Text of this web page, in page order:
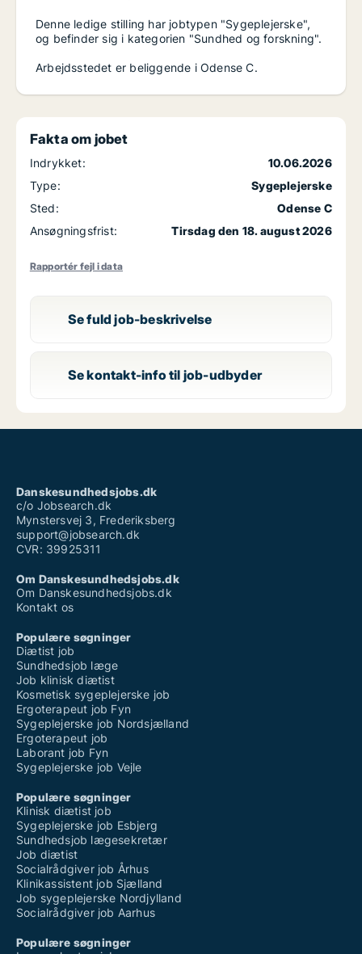
Denne ledige stilling har jobtypen "Sygeplejerske",
og befinder sig i kategorien "Sundhed og forskning".
Arbejdsstedet er beliggende i Odense C.
Fakta om jobet
Indrykket:
10.06.2026
Type:
Sygeplejerske
Sted:
Odense C
Ansøgningsfrist:
Tirsdag den 18. august 2026
Rapportér fejl i data
Se fuld job-beskrivelse
Se kontakt-info til job-udbyder
Danskesundhedsjobs.dk
c/o Jobsearch.dk
Mynstersvej 3, Frederiksberg
support@jobsearch.dk
CVR: 39925311
Om Danskesundhedsjobs.dk
Om Danskesundhedsjobs.dk
Kontakt os
Populære søgninger
Diætist job
Sundhedsjob læge
Job klinisk diætist
Kosmetisk sygeplejerske job
Ergoterapeut job Fyn
Sygeplejerske job Nordsjælland
Ergoterapeut job
Laborant job Fyn
Sygeplejerske job Vejle
Populære søgninger
Klinisk diætist job
Sygeplejerske job Esbjerg
Sundhedsjob lægesekretær
Job diætist
Socialrådgiver job Århus
Klinikassistent job Sjælland
Job sygeplejerske Nordjylland
Socialrådgiver job Aarhus
Populære søgninger